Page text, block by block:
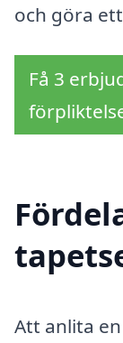
och göra
Få 3
Att anlita